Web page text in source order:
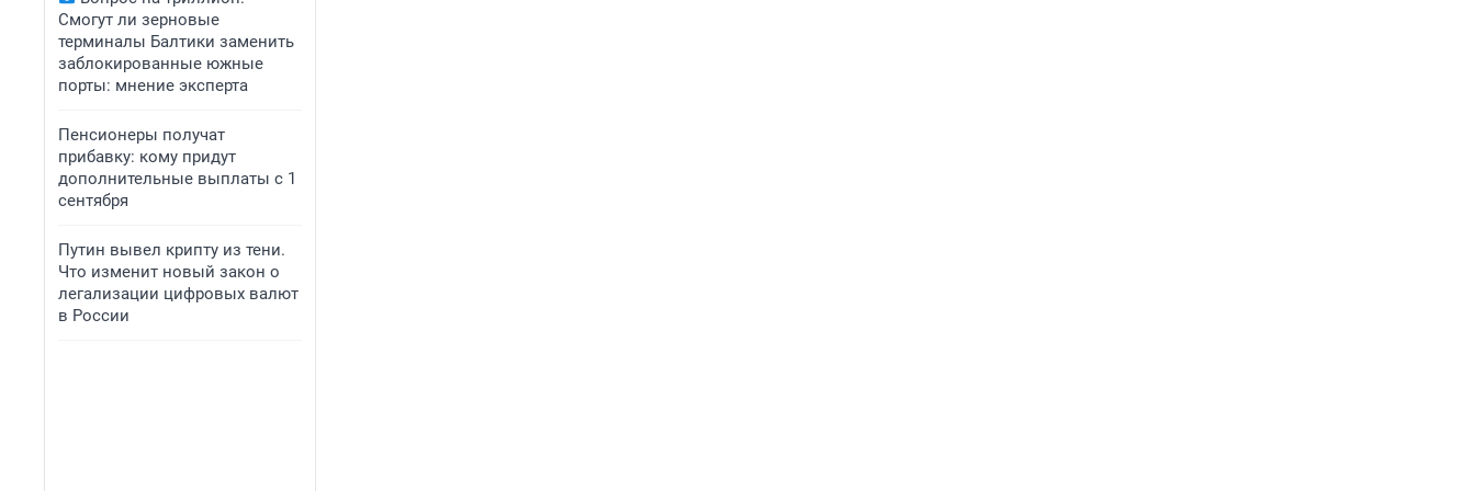
Смогут ли зерновые
терминалы Балтики заменить
заблокированные южные
порты: мнение эксперта
Пенсионеры получат
прибавку: кому придут
дополнительные выплаты с 1
сентября
Путин вывел крипту из тени.
Что изменит новый закон о
легализации цифровых валют
в России